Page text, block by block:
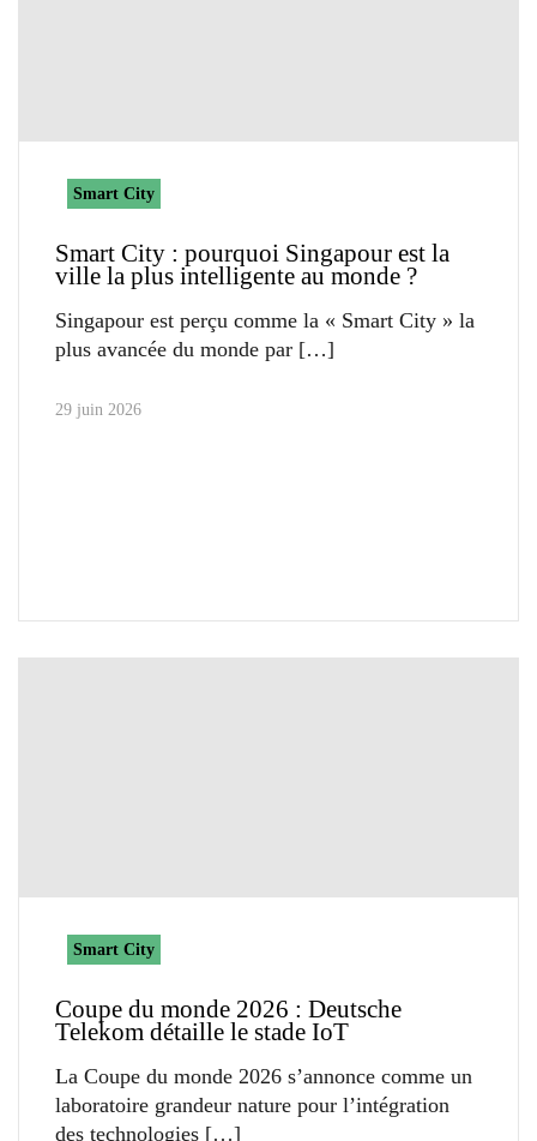
Smart City
Smart City : pourquoi Singapour est la
ville la plus intelligente au monde ?
Singapour est perçu comme la « Smart City » la
plus avancée du monde par
29 juin 2026
Smart City
Coupe du monde 2026 : Deutsche
Telekom détaille le stade IoT
La Coupe du monde 2026 s’annonce comme un
laboratoire grandeur nature pour l’intégration
des technologies